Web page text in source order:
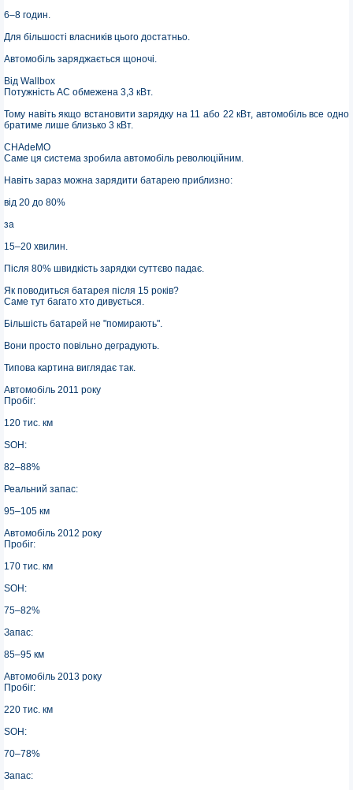
6–8 годин.
Для більшості власників цього достатньо.
Автомобіль заряджається щоночі.
Від Wallbox
Потужність AC обмежена 3,3 кВт.
Тому навіть якщо встановити зарядку на 11 або 22 кВт, автомобіль все одно
братиме лише близько 3 кВт.
CHAdeMO
Саме ця система зробила автомобіль революційним.
Навіть зараз можна зарядити батарею приблизно:
від 20 до 80%
за
15–20 хвилин.
Після 80% швидкість зарядки суттєво падає.
Як поводиться батарея після 15 років?
Саме тут багато хто дивується.
Більшість батарей не "помирають".
Вони просто повільно деградують.
Типова картина виглядає так.
Автомобіль 2011 року
Пробіг:
120 тис. км
SOH:
82–88%
Реальний запас:
95–105 км
Автомобіль 2012 року
Пробіг:
170 тис. км
SOH:
75–82%
Запас:
85–95 км
Автомобіль 2013 року
Пробіг:
220 тис. км
SOH:
70–78%
Запас: